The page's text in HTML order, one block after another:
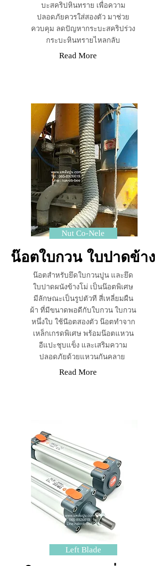
บะสคริปหินทราย เพื่อความ
ปลอดภัยควรใส่สองตัว มาช่วย
ควบคุม ลดปัญหากระบะสคริปร่วง
กระบะหินทรายไหลกลับ
Read More
Nut Co-Nele
น๊อตใบกวน ใบปาดข้าง
น๊อตสำหรับยึดใบกวนปูน และยึด
ใบปาดผนังข้างโม่ เป็นน๊อตพิเศษ
มีลักษณะเป็นรูปตัวที สี่เหลี่ยมผืน
ผ้า ที่มีขนาดพอดีกับใบกวน ใบกวน
หนึ่งใบ ใช้นีอตสองตัว น๊อตทำจาก
เหล็กเกรดพิเศษ พร้อมน๊อตแหวน
อีแปะชุบแข็ง และเสริมความ
ปลอดภัยด้วยแหวนกันคลาย
Read More
Left Blade